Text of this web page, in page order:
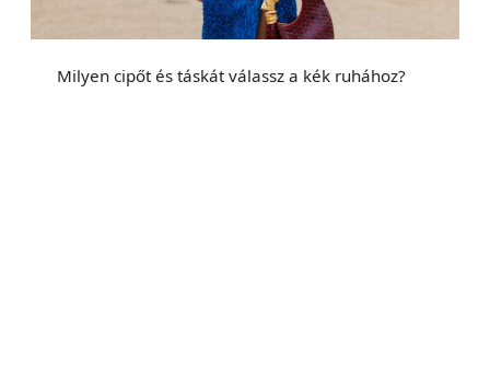
Milyen cipőt és táskát válassz a kék ruhához?